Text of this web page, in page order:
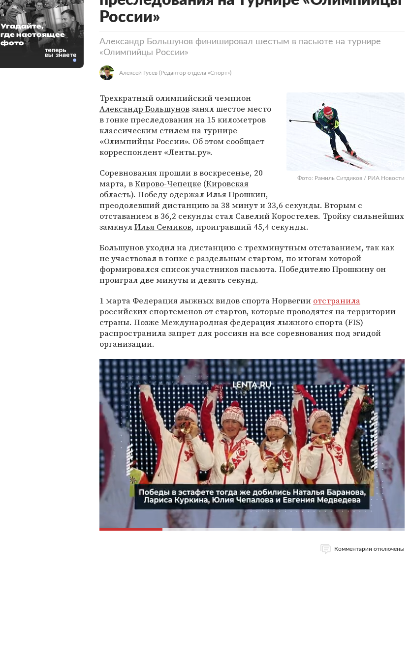
России»
Александр Большунов финишировал шестым в пасьюте на турнире
«Олимпийцы России»
Алексей Гусев (Редактор отдела «Спорт»)
Фото: Рамиль Ситдиков / РИА Новости
Трехкратный олимпийский чемпион
Александр Большуновзанял шестое место
в гонке преследования на 15 километров
классическим стилем на турнире
«Олимпийцы России». Об этом сообщает
корреспондент «Ленты.ру».
Соревнования прошли в воскресенье, 20
марта, вКирово-Чепецке (Кировская
область). Победу одержал Илья Прошкин,
преодолевший дистанцию за 38 минут и 33,6 секунды. Вторым с
отставанием в 36,2 секунды стал Савелий Коростелев. Тройку сильнейших
замкнулИлья Семиков, проигравший 45,4 секунды.
Большунов уходил на дистанцию с трехминутным отставанием, так как
не участвовал в гонке с раздельным стартом, по итогам которой
формировался список участников пасьюта. Победителю Прошкину он
проиграл две минуты и девять секунд.
1 марта Федерация лыжных видов спорта Норвегии отстранила
российских спортсменов от стартов, которые проводятся на территории
страны. Позже Международная федерация лыжного спорта (FIS)
распространила запрет для россиян на все соревнования под эгидой
организации.
Комментарии отключены
Угадайте,
где настоящее
фото